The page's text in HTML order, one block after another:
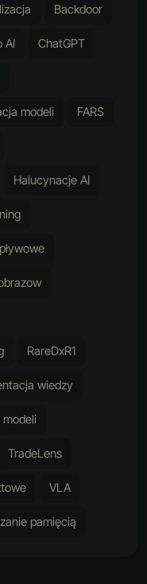
Backdoor
AI ChatGPT
modeli FARS
Halucynacje AI
RareDxR1
wiedzy
TradeLens
VLA
pamięcią